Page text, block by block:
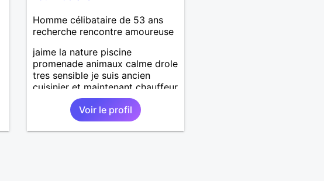
Homme célibataire de 53 ans
recherche rencontre amoureuse
jaime la nature piscine
promenade animaux calme drole
tres sensible je suis ancien
cuisinier et maintenant chauffeur
de bus jai un chien et un chat
recherche relation durable
Voir le profil